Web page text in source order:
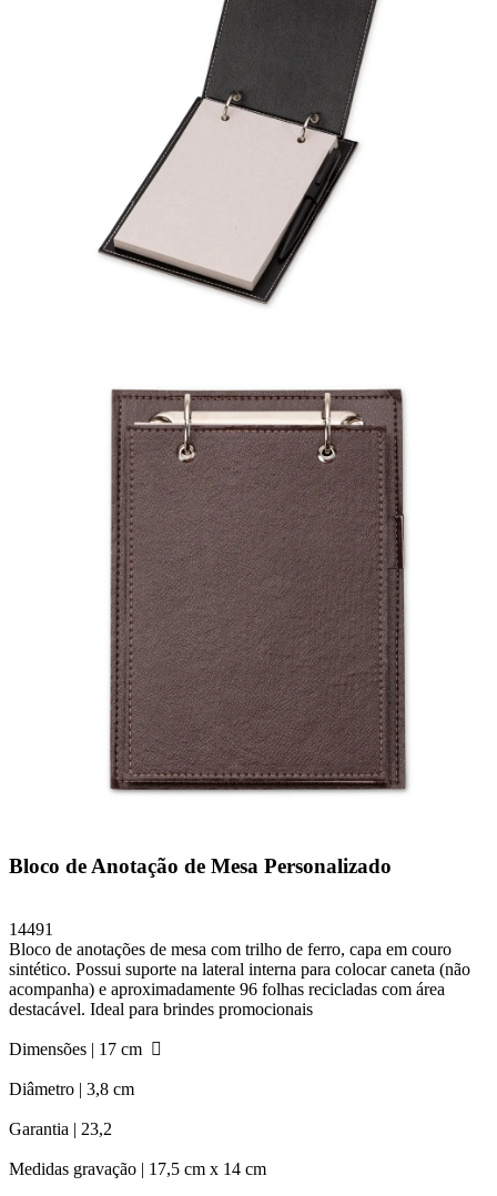
Bloco de Anotação de Mesa Personalizado
14491
Bloco de anotações de mesa com trilho de ferro, capa em couro
sintético. Possui suporte na lateral interna para colocar caneta (não
acompanha) e aproximadamente 96 folhas recicladas com área
destacável. Ideal para brindes promocionais
Dimensões | 17 cm
Diâmetro | 3,8 cm
Garantia | 23,2
Medidas gravação | 17,5 cm x 14 cm